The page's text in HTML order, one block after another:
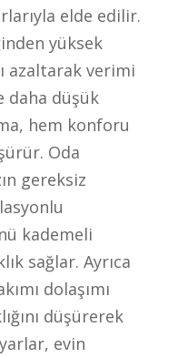
elde edilir.
yüksek
azaltarak verimi
daha düşük
hem konforu
Oda
gereksiz
kademeli
sağlar. Ayrıca
dolaşımı
düşürerek
evin